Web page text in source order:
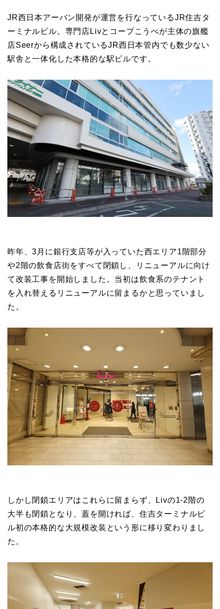
JR西日本アーバン開発が運営を行なっているJR住吉タ
ーミナルビル。専門店Livとコープこうべが主体の旗艦
店Seerから構成されているJR西日本管内でも数少ない
駅舎と一体化した本格的な駅ビルです。
昨年、3月に銀行支店等が入っていた西エリア1階部分
や2階の飲食店街をすべて閉鎖し、リニューアルに向け
て改装工事を開始しました。当初は飲食系のテナント
を入れ替えるリニューアルに留まるかと思っていまし
た。
しかし閉鎖エリアはこれらに留まらず、Livの1-2階の
大半も閉鎖となり、蓋を開ければ、住吉ターミナルビ
ル初の本格的な大規模改装という形に移り変わりまし
た。